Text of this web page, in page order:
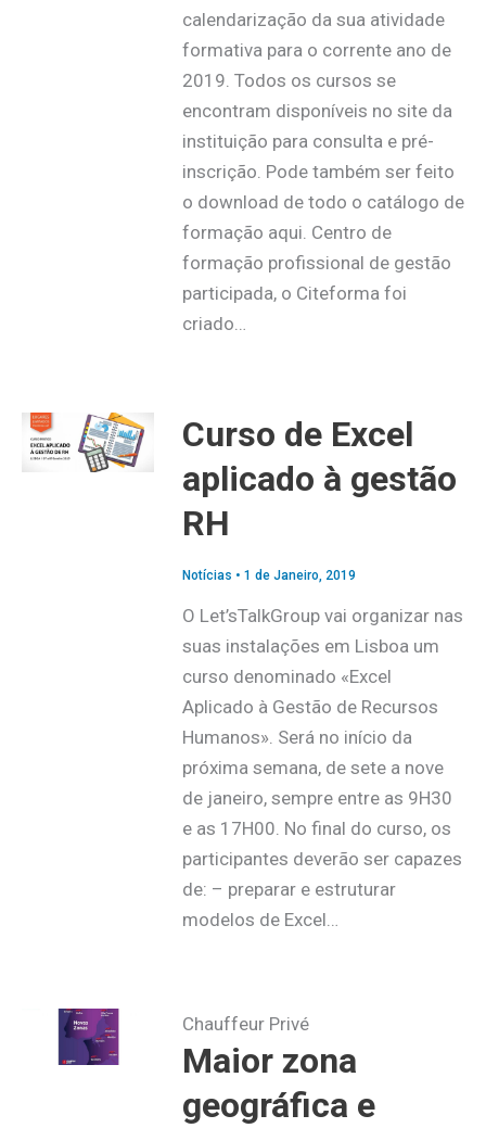
calendarização da sua atividade
formativa para o corrente ano de
2019. Todos os cursos se
encontram disponíveis no site da
instituição para consulta e pré-
inscrição. Pode também ser feito
o download de todo o catálogo de
formação aqui. Centro de
formação profissional de gestão
participada, o Citeforma foi
criado…
Curso de Excel
aplicado à gestão
RH
Notícias • 1 de Janeiro, 2019
O Let’sTalkGroup vai organizar nas
suas instalações em Lisboa um
curso denominado «Excel
Aplicado à Gestão de Recursos
Humanos». Será no início da
próxima semana, de sete a nove
de janeiro, sempre entre as 9H30
e as 17H00. No final do curso, os
participantes deverão ser capazes
de: – preparar e estruturar
modelos de Excel…
Chauffeur Privé
Maior zona
geográfica e